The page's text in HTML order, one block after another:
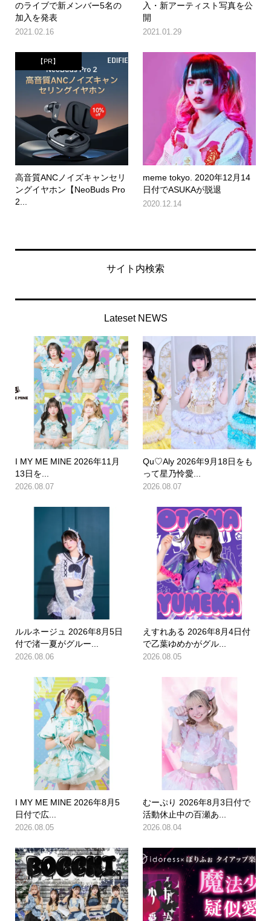
のライブで新メンバー5名の
加入を発表
2021.02.16
入・新アーティスト写真を公
開
2021.01.29
【PR】
高音質ANCノイズキャンセリ
ングイヤホン【NeoBuds Pro
2...
meme tokyo. 2020年12月14
日付でASUKAが脱退
2020.12.14
サイト内検索
Lateset NEWS
I MY ME MINE 2026年11月
13日を...
2026.08.07
Qu♡Aly 2026年9月18日をも
って星乃怜愛...
2026.08.07
ルルネージュ 2026年8月5日
付で渚一夏がグルー...
2026.08.06
えすれある 2026年8月4日付
で乙葉ゆめかがグル...
2026.08.05
I MY ME MINE 2026年8月5
日付で広...
2026.08.05
むーぷり 2026年8月3日付で
活動休止中の百瀬あ...
2026.08.04